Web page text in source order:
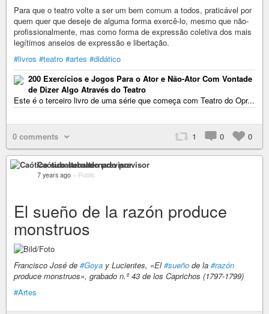
Para que o teatro volte a ser um bem comum a todos, praticável por
quem quer que deseje de alguma forma exercê-lo, mesmo que não-
profissionalmente, mas como forma de expressão coletiva dos mais
legítimos anseios de expressão e libertação.
#livros #teatro #artes #didático
200 Exercícios e Jogos Para o Ator e Não-Ator Com Vontade
de Dizer Algo Através do Teatro
Este é o terceiro livro de uma série que começa com Teatro do Opr...
0 comments 1 0 0
Caótico subalternado previsor
7 years ago – Public
El sueño de la razón produce
monstruos
Francisco José de #Goya y Lucientes, «El#sueño de la #razón
produce monstruos», grabado n.º 43 de los Caprichos (1797-1799)
#Artes